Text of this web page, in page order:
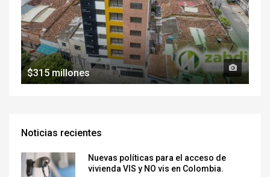
$315 millones
Noticias recientes
Nuevas políticas para el acceso de
vivienda VIS y NO vis en Colombia.